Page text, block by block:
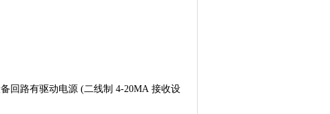
回路有驱动电源 (二线制 4-20MA 接收设